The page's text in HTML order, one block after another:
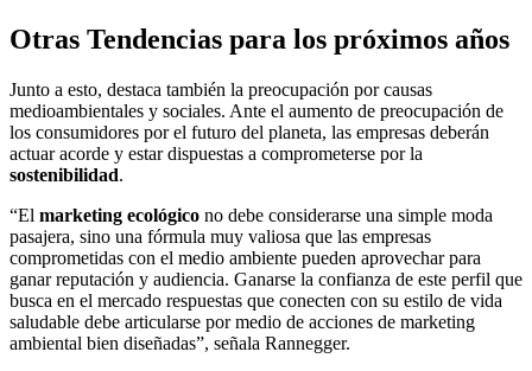
Otras Tendencias para los próximos años
Junto a esto, destaca también la preocupación por causas
medioambientales y sociales. Ante el aumento de preocupación de
los consumidores por el futuro del planeta, las empresas deberán
actuar acorde y estar dispuestas a comprometerse por la
sostenibilidad.
“El marketing ecológico no debe considerarse una simple moda
pasajera, sino una fórmula muy valiosa que las empresas
comprometidas con el medio ambiente pueden aprovechar para
ganar reputación y audiencia. Ganarse la confianza de este perfil que
busca en el mercado respuestas que conecten con su estilo de vida
saludable debe articularse por medio de acciones de marketing
ambiental bien diseñadas”, señala Rannegger.